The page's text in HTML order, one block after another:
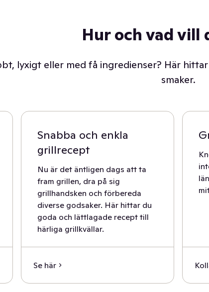
Hur och vad vill
lyxigt eller med få ingredienser? Här
smaker.
Snabba och enkla
grillrecept
Nu är det äntligen dags att ta
fram grillen, dra på sig
grillhandsken och förbereda
diverse godsaker. Här hittar du
goda och lättlagade recept till
härliga grillkvällar.
Se här